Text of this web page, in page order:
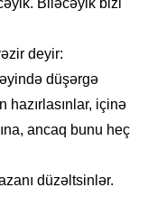
Biləcəyik bizi
deyir:
düşərgə
hazırlasınlar, içinə
ancaq bunu heç
düzəltsinlər.